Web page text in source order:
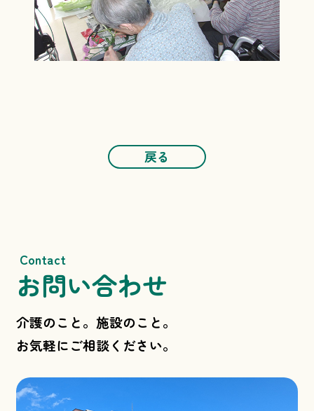
戻る
Contact
お問い合わせ
介護のこと。施設のこと。
お気軽にご相談ください。